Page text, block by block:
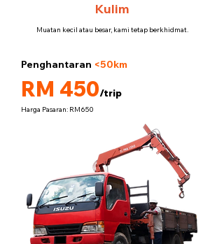
Kulim
Muatan kecil atau besar, kami tetap berkhidmat.
Penghantaran <50km
RM 450/trip
Harga Pasaran: RM650